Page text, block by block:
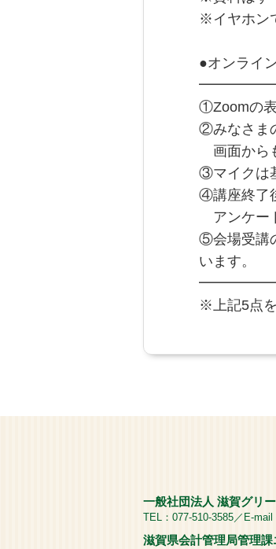
※イヤホン
●オンライ
①Zoomの表
②みなさま
画面から
③マイクは
④講座終了
アンケー
⑤会場受講
います。
※上記5点
一般社団法人 滋賀グリ
TEL：077-510-3585／E-
滋賀県会計管理局管理